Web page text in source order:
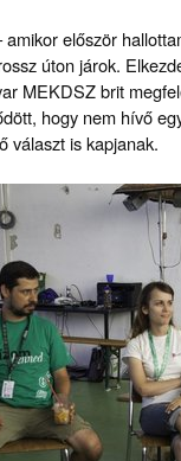
amikor először
úton járok.
MEKDSZ brit
hogy nem hívő
választ is kapjanak.